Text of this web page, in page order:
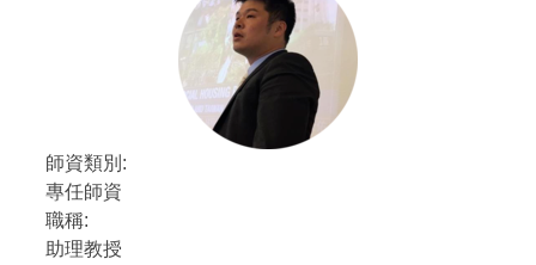
師資類別:
專任師資
職稱:
助理教授